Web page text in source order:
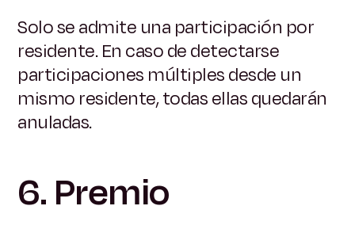
Solo se admite una participación por
residente. En caso de detectarse
participaciones múltiples desde un
mismo residente, todas ellas quedarán
anuladas.
6. Premio